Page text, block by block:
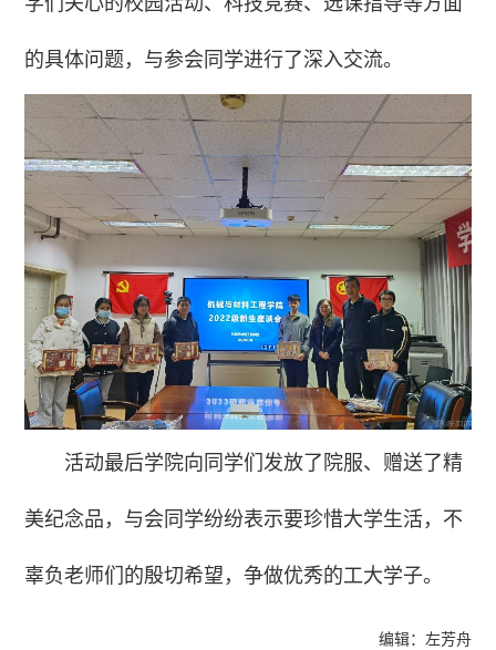
的具体问题，与参会同学进行了深入交流。
活动最后学院向同学们发放了院服、赠送了精
美纪念品，与会同学纷纷表示要珍惜大学生活，不
辜负老师们的殷切希望，争做优秀的工大学子。
编辑：左芳舟